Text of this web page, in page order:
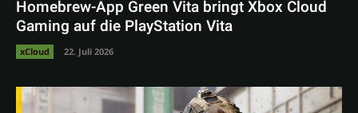
Homebrew-App Green Vita bringt Xbox Cloud
Gaming auf die PlayStation Vita
xCloud 22. Juli 2026